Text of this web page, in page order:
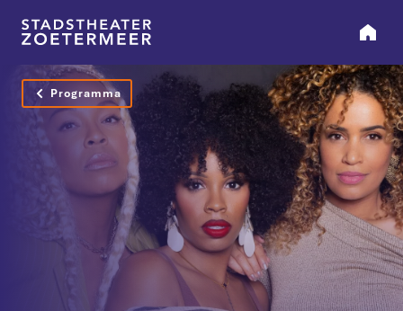
Programma